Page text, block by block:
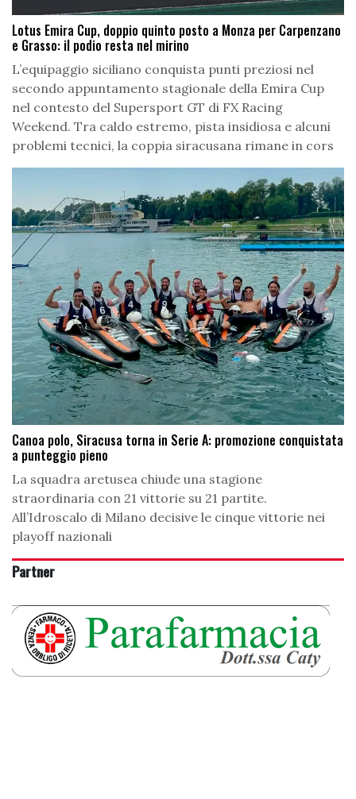
Lotus Emira Cup, doppio quinto posto a Monza per Carpenzano
e Grasso: il podio resta nel mirino
L’equipaggio siciliano conquista punti preziosi nel
secondo appuntamento stagionale della Emira Cup
nel contesto del Supersport GT di FX Racing
Weekend. Tra caldo estremo, pista insidiosa e alcuni
problemi tecnici, la coppia siracusana rimane in cors
Canoa polo, Siracusa torna in Serie A: promozione conquistata
a punteggio pieno
La squadra aretusea chiude una stagione
straordinaria con 21 vittorie su 21 partite.
All’Idroscalo di Milano decisive le cinque vittorie nei
playoff nazionali
Partner